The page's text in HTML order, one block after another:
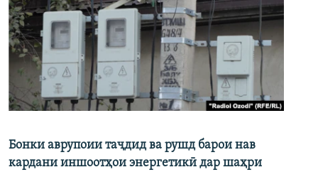
Бонки аврупоии таҷдид ва рушд барои нав
кардани иншоотҳои энергетикӣ дар шаҳри